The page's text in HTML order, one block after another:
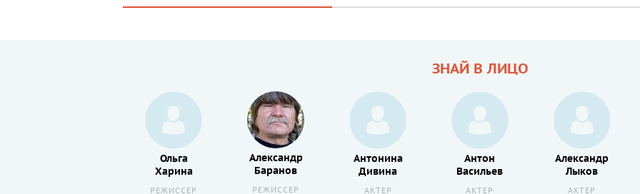
ЗНАЙ В ЛИЦО
Ольга
Харина
РЕЖИССЕР
Александр
Баранов
РЕЖИССЕР
Антонина
Дивина
АКТЕР
Антон
Васильев
АКТЕР
Александр
Лыков
АКТЕР